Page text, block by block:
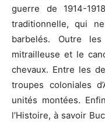
guerre de 1914-
traditionnelle, qui
barbelés. Outre
mitrailleuse et le
chevaux. Entre les
troupes coloniales
unités montées.
l’Histoire, à savoir